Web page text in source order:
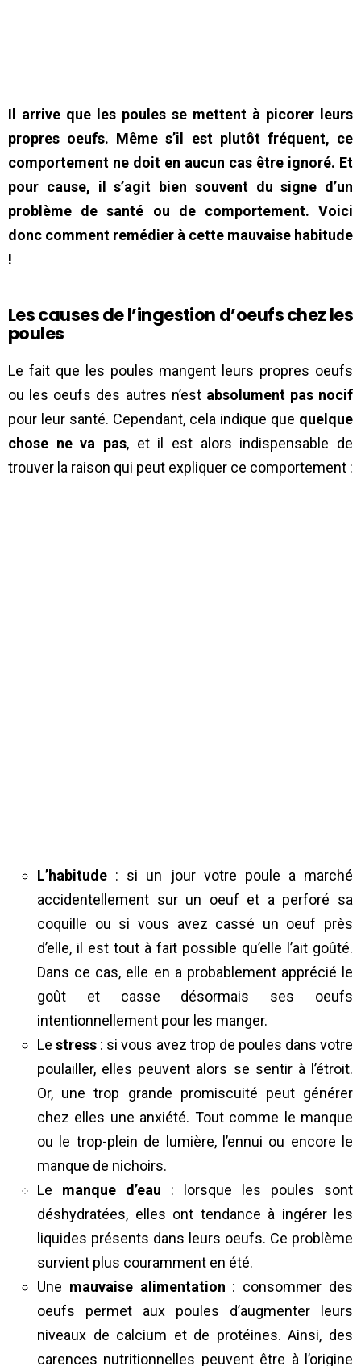
Il arrive que les poules se mettent à picorer leurs
propres oeufs. Même s’il est plutôt fréquent, ce
comportement ne doit en aucun cas être ignoré. Et
pour cause, il s’agit bien souvent du signe d’un
problème de santé ou de comportement. Voici
donc comment remédier à cette mauvaise habitude
!
Les causes de l’ingestion d’oeufs chez les
poules
Le fait que les poules mangent leurs propres oeufs
ou les oeufs des autres n’est absolument pas nocif
pour leur santé. Cependant, cela indique que quelque
chose ne va pas, et il est alors indispensable de
trouver la raison qui peut expliquer ce comportement :
L’habitude : si un jour votre poule a marché
accidentellement sur un oeuf et a perforé sa
coquille ou si vous avez cassé un oeuf près
d’elle, il est tout à fait possible qu’elle l’ait goûté.
Dans ce cas, elle en a probablement apprécié le
goût et casse désormais ses oeufs
intentionnellement pour les manger.
Lestress : si vous avez trop de poules dans votre
poulailler, elles peuvent alors se sentir à l’étroit.
Or, une trop grande promiscuité peut générer
chez elles une anxiété. Tout comme le manque
ou le trop-plein de lumière, l’ennui ou encore le
manque de nichoirs.
Le manque d’eau : lorsque les poules sont
déshydratées, elles ont tendance à ingérer les
liquides présents dans leurs oeufs. Ce problème
survient plus couramment en été.
Une mauvaise alimentation : consommer des
oeufs permet aux poules d’augmenter leurs
niveaux de calcium et de protéines. Ainsi, des
carences nutritionnelles peuvent être à l’origine